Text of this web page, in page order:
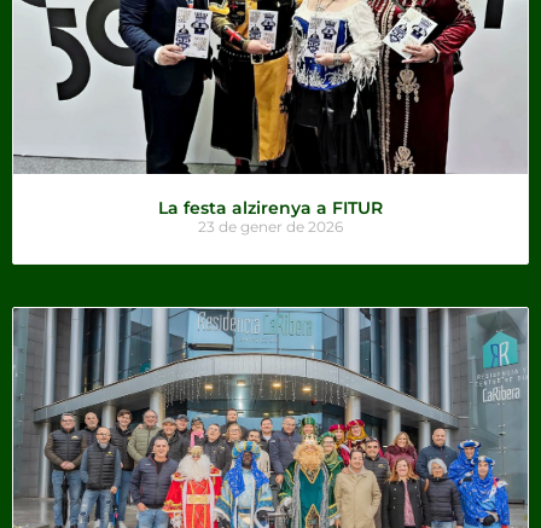
La festa alzirenya a FITUR
23 de gener de 2026